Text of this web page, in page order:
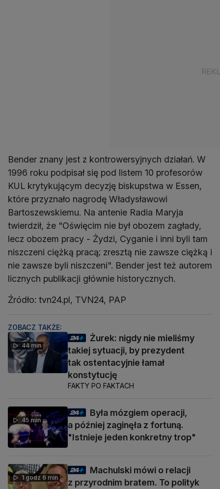
Bender znany jest z kontrowersyjnych działań. W
1996 roku podpisał się pod listem 10 profesorów
KUL krytykującym decyzję biskupstwa w Essen,
które przyznało nagrodę Władysławowi
Bartoszewskiemu. Na antenie Radia Maryja
twierdził, że "Oświęcim nie był obozem zagłady,
lecz obozem pracy - Żydzi, Cyganie i inni byli tam
niszczeni ciężką pracą; zresztą nie zawsze ciężką i
nie zawsze byli niszczeni". Bender jest też autorem
licznych publikacji głównie historycznych.
Źródło: tvn24.pl, TVN24, PAP
ZOBACZ TAKŻE:
44 min
Żurek: nigdy nie mieliśmy
takiej sytuacji, by prezydent
tak ostentacyjnie łamał
konstytucję
FAKTY PO FAKTACH
45 min
Była mózgiem operacji,
a później zaginęła z fortuną.
"Istnieje jeden konkretny trop"
1 godz 6 min
Machulski mówi o relacji
z przyrodnim bratem. To polityk